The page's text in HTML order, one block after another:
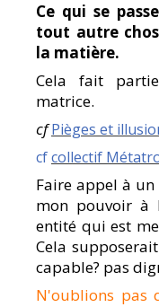
Ce qui se
tout autre
la matière.
Cela fait
matrice.
cf Pièges et
cfcollectif
Faire appel à
mon pouvoir à
entité qui est
Cela
capable? pas
N'oublions pas